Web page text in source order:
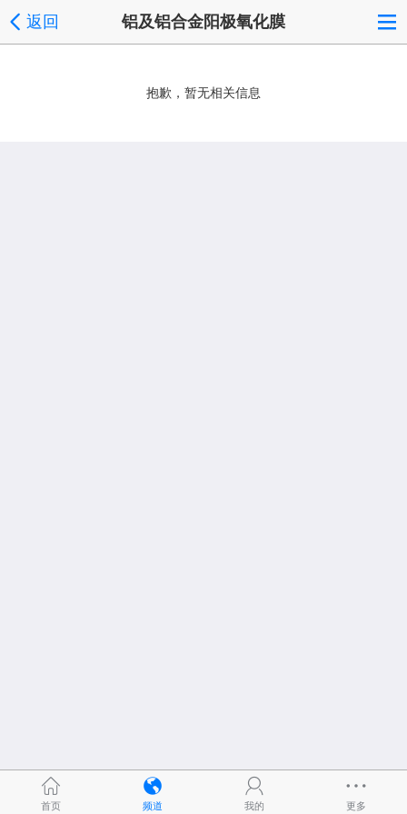
返回 铝及铝合金阳极氧化膜
抱歉，暂无相关信息
首页 频道 我的 更多